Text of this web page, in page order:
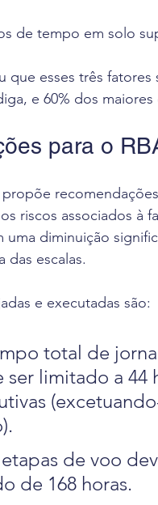
de tempo em solo
que esses três
e 60% dos
para o
riscos associados à
diminuição
escalas.
e executadas são:
total de
limitado a 44
de voo
de 168 horas.